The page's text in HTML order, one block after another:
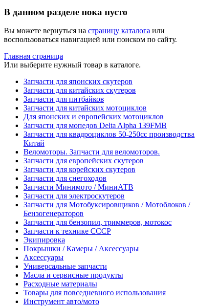
В данном разделе пока пусто
Вы можете вернуться на страницу каталога или
воспользоваться навигацией или поиском по сайту.
Главная страница
Или выберите нужный товар в каталоге.
Запчасти для японских скутеров
Запчасти для китайских скутеров
Запчасти для питбайков
Запчасти для китайских мотоциклов
Для японских и европейских мотоциклов
Запчасти для мопедов Delta Alpha 139FMB
Запчасти для квадроциклов 50-250сс производства
Китай
Веломоторы. Запчасти для веломоторов.
Запчасти для европейских скутеров
Запчасти для корейских скутеров
Запчасти для снегоходов
Запчасти Минимото / МиниАТВ
Запчасти для электроскутеров
Запчасти для Мотобуксировщиков / Мотоблоков /
Бензогенераторов
Запчасти для бензопил, триммеров, мотокос
Запчасти к технике СССР
Экипировка
Покрышки / Камеры / Аксессуары
Аксессуары
Универсальные запчасти
Масла и сервисные продукты
Расходные материалы
Товары для повседневного использования
Инструмент авто/мото